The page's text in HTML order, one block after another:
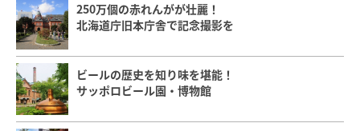
250万個の赤れんがが壮麗！
北海道庁旧本庁舎で記念撮影を
ビールの歴史を知り味を堪能！
サッポロビール園・博物館